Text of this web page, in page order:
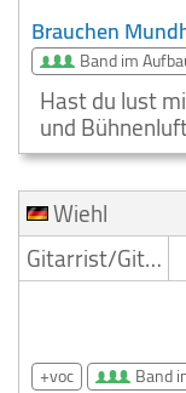
Brauchen
Band im
Hast du lust
und
Wiehl
Gitarrist/Gitarrenspieler
+voc Band